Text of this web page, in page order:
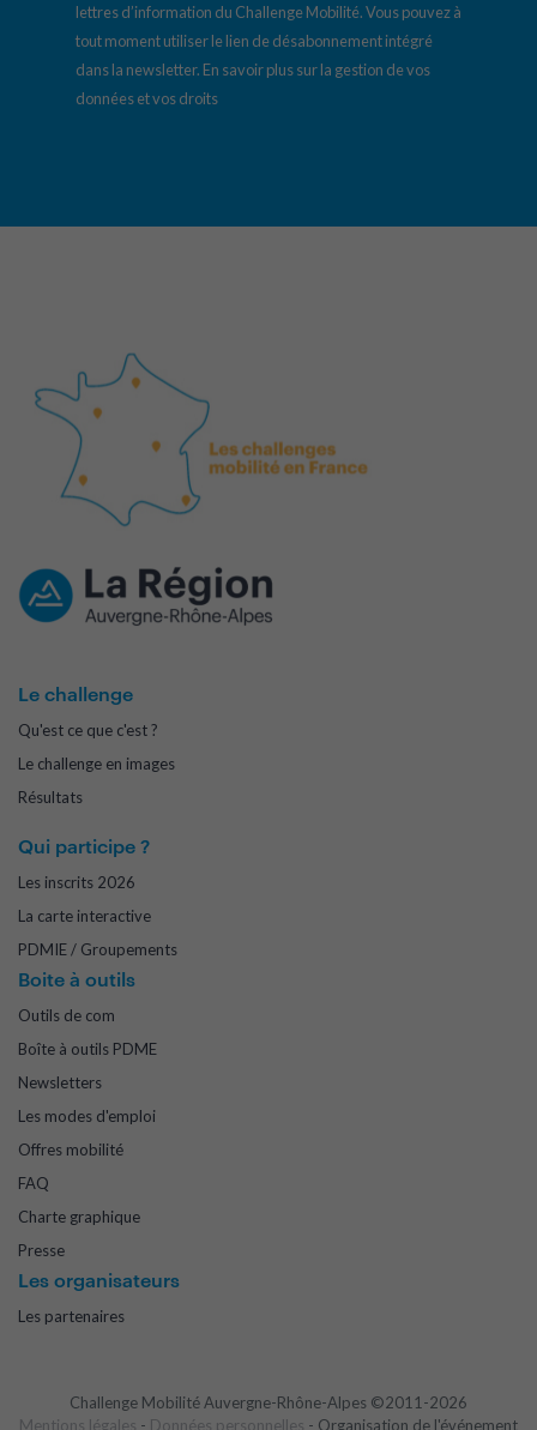
lettres d’information du Challenge Mobilité. Vous pouvez à
tout moment utiliser le lien de désabonnement intégré
dans la newsletter. En savoir plus sur la gestion de vos
données et vos droits
Le challenge
Qu'est ce que c'est ?
Le challenge en images
Résultats
Qui participe ?
Les inscrits 2026
La carte interactive
PDMIE / Groupements
Boite à outils
Outils de com
Boîte à outils PDME
Newsletters
Les modes d'emploi
Offres mobilité
FAQ
Charte graphique
Presse
Les organisateurs
Les partenaires
Challenge Mobilité Auvergne-Rhône-Alpes ©2011-2026
Mentions légales - Données personnelles - Organisation de l'événement